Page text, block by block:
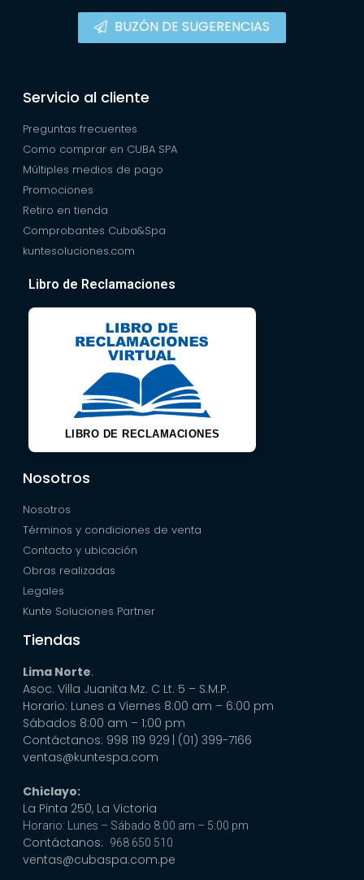
BUZÓN DE SUGERENCIAS
Servicio al cliente
Preguntas frecuentes
Como comprar en CUBA SPA
Múltiples medios de pago
Promociones
Retiro en tienda
Comprobantes Cuba&Spa
kuntesoluciones.com
Libro de Reclamaciones
LIBRO DE RECLAMACIONES
Nosotros
Nosotros
Términos y condiciones de venta
Contacto y ubicación
Obras realizadas
Legales
Kunte Soluciones Partner
Tiendas
Lima Norte:
Asoc. Villa Juanita Mz. C Lt. 5 – S.M.P.
Horario: Lunes a Viernes 8:00 am – 6:00 pm
Sábados 8:00 am – 1:00 pm
Contáctanos: 998 119 929 | (01) 399-7166
ventas@kuntespa.com
Chiclayo:
La Pinta 250, La Victoria
Horario: Lunes – Sábado 8:00 am – 5:00 pm
Contáctanos: 968 650 510
ventas@cubaspa.com.pe